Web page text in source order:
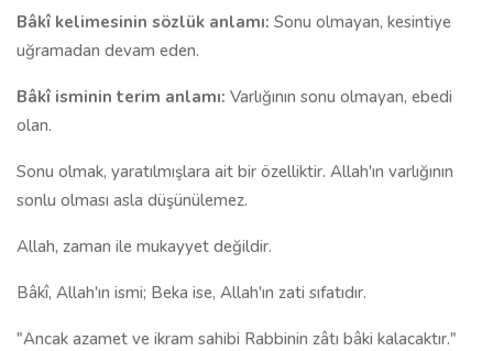
Bâkî kelimesinin sözlük anlamı: Sonu olmayan, kesintiye
uğramadan devam eden.
Bâkî isminin terim anlamı: Varlığının sonu olmayan, ebedi
olan.
Sonu olmak, yaratılmışlara ait bir özelliktir. Allah'ın varlığının
sonlu olması asla düşünülemez.
Allah, zaman ile mukayyet değildir.
Bâkî, Allah'ın ismi; Beka ise, Allah'ın zati sıfatıdır.
"Ancak azamet ve ikram sahibi Rabbinin zâtı bâki kalacaktır."